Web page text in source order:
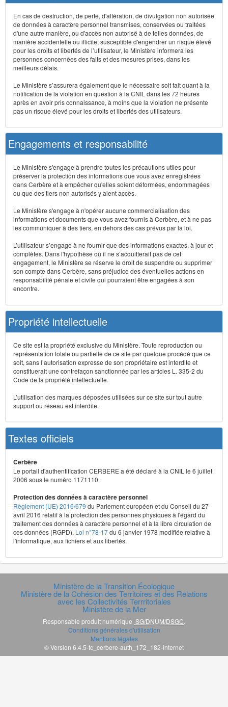
En cas de destruction, de perte, d'altération, de divulgation non autorisée
de données à caractère personnel transmises, conservées ou traitées
d'une autre manière, ou d'accès non autorisé à de telles données, de
manière accidentelle ou illicite, susceptible d'engendrer un risque élevé
pour les droits et libertés de l’utilisateur, le Ministère informera les
personnes concernées des faits et des mesures prises, dans les
meilleurs délais.
Le Ministère s’assurera également que le nécessaire soit fait quant à la
notification de la violation en question à la CNIL dans les 72 heures
après en avoir pris connaissance, à moins que la violation ne présente
pas un risque élevé pour les droits et libertés des utilisateurs.
Engagements et responsabilité
Le Ministère s'engage à prendre toutes les précautions utiles pour
préserver la protection des informations que vous avez enregistrées
dans Cerbère et à empêcher qu'elles soient déformées, endommagées
ou que des tiers non autorisés y aient accès.
Le Ministère s'engage à n'opérer aucune commercialisation des
informations et documents que vous avez fournis à Cerbère, et à ne pas
les communiquer à des tiers, en dehors des cas prévus par la loi.
L’utilisateur s’engage à ne fournir que des informations exactes, à jour et
complètes. Dans l'hypothèse où il ne s’acquitterait pas de cet
engagement, le Ministère se réserve le droit de suspendre ou supprimer
son compte dans Cerbère, sans préjudice des éventuelles actions en
responsabilité pénale et civile qui pourraient être engagées à son
encontre.
Propriété intellectuelle
Ce site est la propriété exclusive du Ministère. Toute reproduction ou
représentation totale ou partielle de ce site par quelque procédé que ce
soit, sans l’autorisation expresse de son propriétaire est interdite et
constituerait une contrefaçon sanctionnée par les articles L. 335-2 du
Code de la propriété intellectuelle.
L’utilisation des marques déposées utilisées sur ce site sur tout autre
support ou réseau est interdite.
Textes officiels
Cerbère
Le portail d'authentification CERBERE a été déclaré à la CNIL le 6 juillet
2006 sous le numéro 1171110.
Protection des données à caractère personnel
Règlement (UE) 2016/679 du Parlement européen et du Conseil du 27
avril 2016 relatif à la protection des personnes physiques à l'égard du
traitement des données à caractère personnel et à la libre circulation de
ces données (RGPD). Loi n°78-17du 6 janvier 1978 modifiée relative à
l'informatique, aux fichiers et aux libertés.
Ministère de la Transition Écologique
Ministère de la Cohésion des Territoires et des Relations
avec les Collectivités Terrritoriales
Ministère de la Mer
Responsable produit numérique SG/DNUM/DSGC
Conditions générales d'utilisation
Mentions légales
© Version 6.4.5-tc_cerbere-auth_172_182-internet